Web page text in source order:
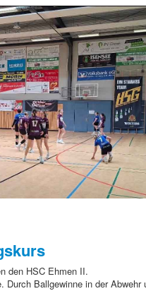
den HSC Ehmen II.
Ballgewinne in der